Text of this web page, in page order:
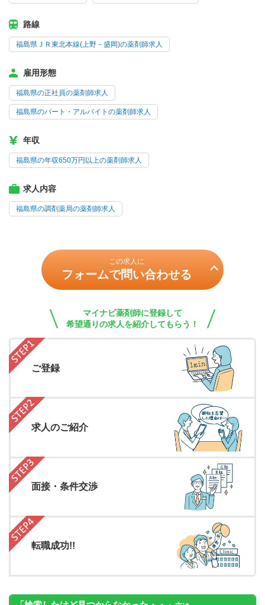
路線
福島県ＪＲ東北本線(上野－盛岡)の薬剤師求人
雇用形態
福島県の正社員の薬剤師求人
福島県のパート・アルバイトの薬剤師求人
年収
福島県の年収650万円以上の薬剤師求人
求人内容
福島県の調剤薬局の薬剤師求人
この求人に
フォームで問い合わせる
マイナビ薬剤師に登録して
希望通りの求人を紹介してもらう！
ご登録
求人のご紹介
面接・条件交渉
転職成功!!